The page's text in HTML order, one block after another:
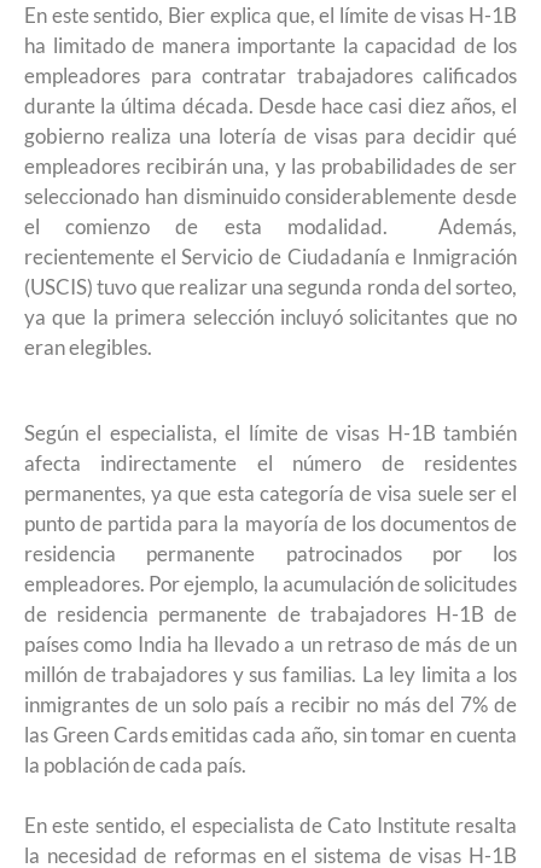
En este sentido, Bier explica que, el límite de visas H-1B
ha limitado de manera importante la capacidad de los
empleadores para contratar trabajadores calificados
durante la última década. Desde hace casi diez años, el
gobierno realiza una lotería de visas para decidir qué
empleadores recibirán una, y las probabilidades de ser
seleccionado han disminuido considerablemente desde
el comienzo de esta modalidad. Además,
recientemente el Servicio de Ciudadanía e Inmigración
(USCIS) tuvo que realizar una segunda ronda del sorteo,
ya que la primera selección incluyó solicitantes que no
eran elegibles.
Según el especialista, el límite de visas H-1B también
afecta indirectamente el número de residentes
permanentes, ya que esta categoría de visa suele ser el
punto de partida para la mayoría de los documentos de
residencia permanente patrocinados por los
empleadores. Por ejemplo, la acumulación de solicitudes
de residencia permanente de trabajadores H-1B de
países como India ha llevado a un retraso de más de un
millón de trabajadores y sus familias. La ley limita a los
inmigrantes de un solo país a recibir no más del 7% de
las Green Cards emitidas cada año, sin tomar en cuenta
la población de cada país.
En este sentido, el especialista de Cato Institute resalta
la necesidad de reformas en el sistema de visas H-1B